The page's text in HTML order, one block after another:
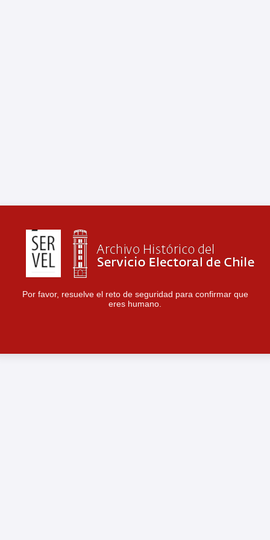
Por favor, resuelve el reto de seguridad para confirmar que
eres humano.